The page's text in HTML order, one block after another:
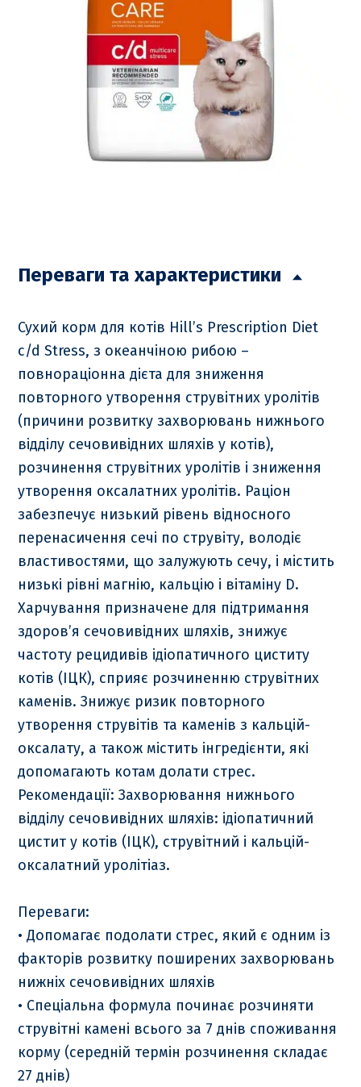
Переваги та характеристики
Сухий корм для котів Hill’s Prescription Diet
c/d Stress, з океанчіною рибою –
повнораціонна дієта для зниження
повторного утворення струвітних уролітів
(причини розвитку захворювань нижнього
відділу сечовивідних шляхів у котів),
розчинення струвітних уролітів і зниження
утворення оксалатних уролітів. Раціон
забезпечує низький рівень відносного
перенасичення сечі по струвіту, володіє
властивостями, що залужують сечу, і містить
низькі рівні магнію, кальцію і вітаміну D.
Харчування призначене для підтримання
здоров’я сечовивідних шляхів, знижує
частоту рецидивів ідіопатичного циститу
котів (ІЦК), сприяє розчиненню струвітних
каменів. Знижує ризик повторного
утворення струвітів та каменів з кальцій-
оксалату, а також містить інгредієнти, які
допомагають котам долати стрес.
Рекомендації: Захворювання нижнього
відділу сечовивідних шляхів: ідіопатичний
цистит у котів (ІЦК), струвітний і кальцій-
оксалатний уролітіаз.
Переваги:
• Допомагає подолати стрес, який є одним із
факторів розвитку поширених захворювань
нижніх сечовивідних шляхів
• Спеціальна формула починає розчиняти
струвітні камені всього за 7 днів споживання
корму (середній термін розчинення складає
27 днів)